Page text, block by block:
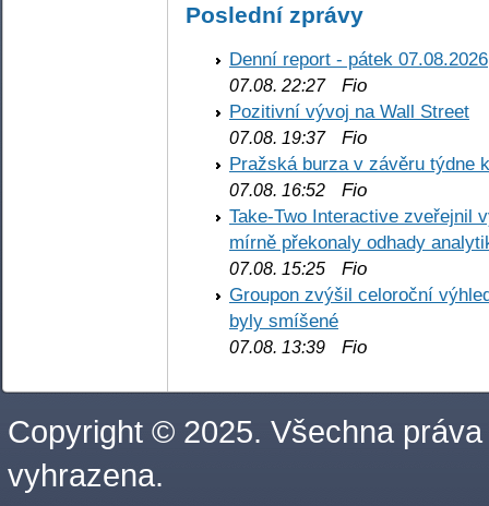
Poslední zprávy
Denní report - pátek 07.08.2026
07.08. 22:27Fio
Pozitivní vývoj na Wall Street
07.08. 19:37Fio
Pražská burza v závěru týdne
07.08. 16:52 Fio
Take-Two Interactive zveřejnil
mírně překonaly odhady
07.08. 15:25 Fio
Groupon zvýšil celoroční
byly smíšené
07.08. 13:39 Fio
Copyright © 2025. Všechna práva
vyhrazena.